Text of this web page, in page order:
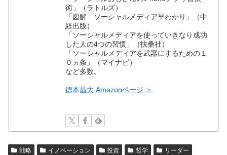
術」（ラトルズ）
「図解 ソーシャルメディア早わかり」（中
経出版）
「ソーシャルメディアを使っていきなり成功
した人の4つの習慣」（扶桑社）
「ソーシャルメディアを武器にするための１
０ヵ条」（マイナビ）
など多数。
徳本昌大 Amazonページ ＞
戦略 イノベーション 投資 哲学
リーダー